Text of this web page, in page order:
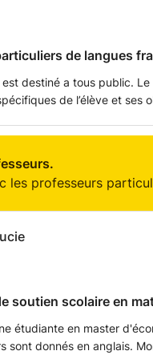
je suis
désirée.
de langues
est destiné a tous public.
de l’élève et ses
tout en respectant une
les professeurs
soutien scolaire en
d'économie quantitative et la totalité de
sont donnés en anglais.